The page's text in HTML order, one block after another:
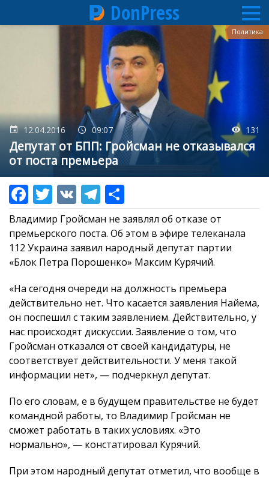
DonPress
12.04.2016 09:07 131
Депутат от БПП: Гройсман не отказывался
от поста премьера
Политика
Владимир Гройсман не заявлял об отказе от
премьерского поста. Об этом в эфире телеканала
112 Украина заявил народный депутат партии
«Блок Петра Порошенко» Максим Курячий.
«На сегодня очереди на должность премьера
действительно нет. Что касается заявления Найема,
он поспешил с таким заявлением. Действительно, у
нас происходят дискуссии. Заявление о том, что
Гройсман отказался от своей кандидатуры, не
соответствует действительности. У меня такой
информации нет», — подчеркнул депутат.
По его словам, е в будущем правительстве не будет
командной работы, то Владимир Гройсман не
сможет работать в таких условиях. «Это
нормально», — констатировал Курячий.
При этом народный депутат отметил, что вообще в